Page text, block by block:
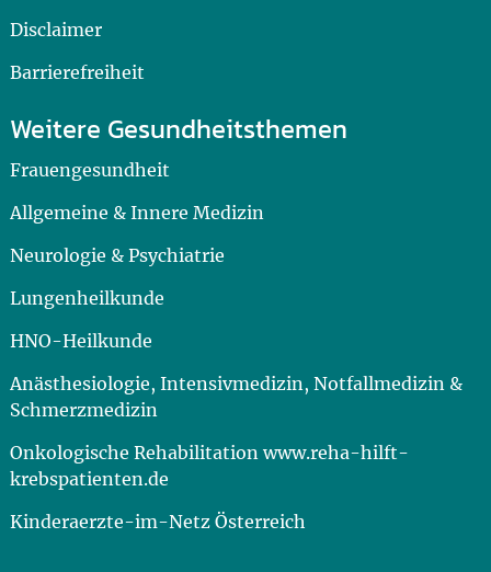
Disclaimer
Barrierefreiheit
Weitere Gesundheitsthemen
Frauengesundheit
Allgemeine & Innere Medizin
Neurologie & Psychiatrie
Lungenheilkunde
HNO-Heilkunde
Anästhesiologie, Intensivmedizin, Notfallmedizin &
Schmerzmedizin
Onkologische Rehabilitation www.reha-hilft-
krebspatienten.de
Kinderaerzte-im-Netz Österreich